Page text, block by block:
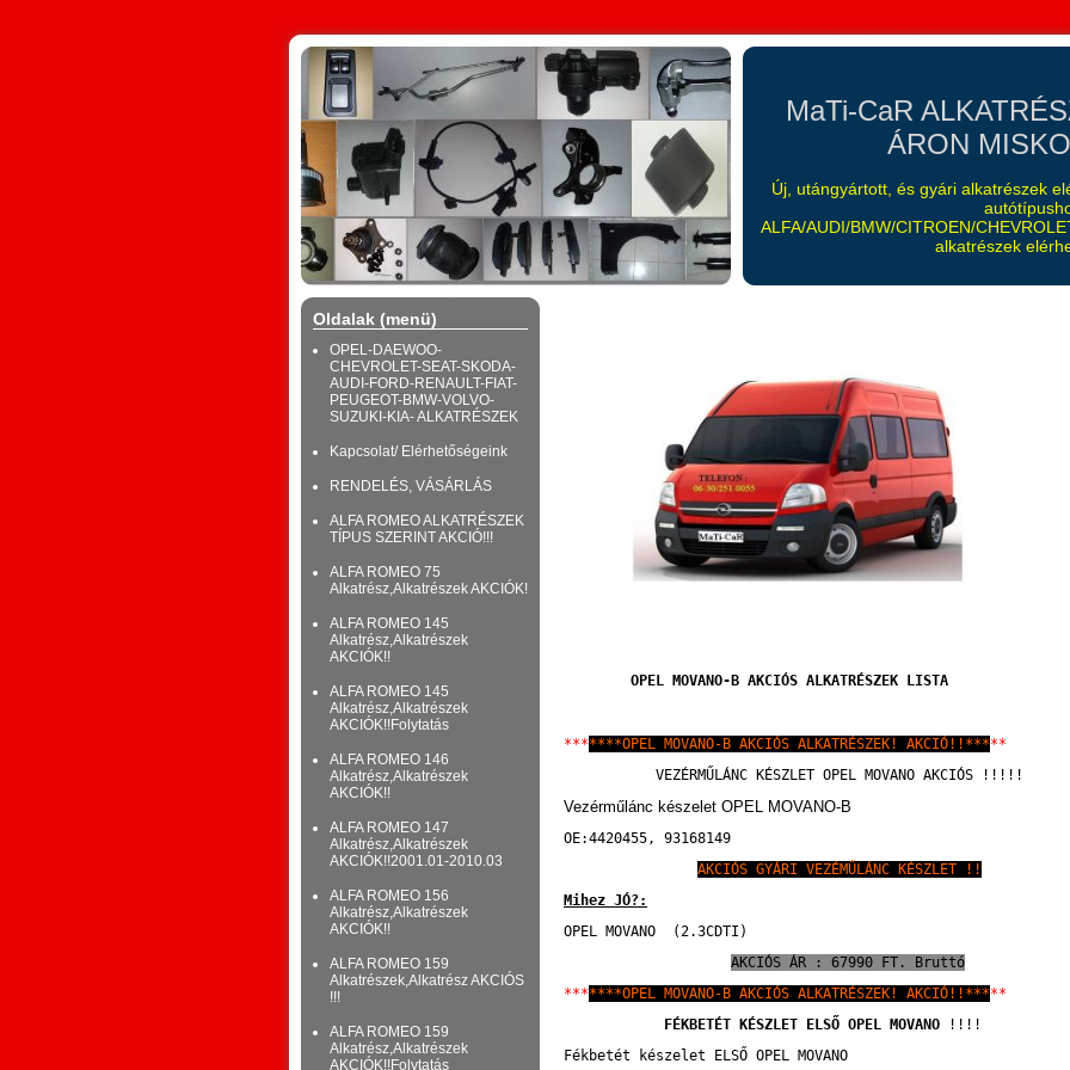
MaTi-CaR
ÁRON
Új, utángyártott, és gyári alkatrészek
ALFA/AUDI/BMW/CITROEN/
alkatrészek
Oldalak (menü)
OPEL-DAEWOO-
CHEVROLET-SEAT-SKODA-
AUDI-FORD-RENAULT-FIAT-
PEUGEOT-BMW-VOLVO-
SUZUKI-KIA- ALKATRÉSZEK
Kapcsolat/ Elérhetőségeink
RENDELÉS, VÁSÁRLÁS
ALFA ROMEO ALKATRÉSZEK
TÍPUS SZERINT AKCIÓ!!!
ALFA ROMEO 75
Alkatrész,Alkatrészek AKCIÓK!
ALFA ROMEO 145
Alkatrész,Alkatrészek
AKCIÓK!!
ALFA ROMEO 145
Alkatrész,Alkatrészek
AKCIÓK!!Folytatás
ALFA ROMEO 146
Alkatrész,Alkatrészek
AKCIÓK!!
ALFA ROMEO 147
Alkatrész,Alkatrészek
AKCIÓK!!2001.01-2010.03
ALFA ROMEO 156
Alkatrész,Alkatrészek
AKCIÓK!!
ALFA ROMEO 159
Alkatrészek,Alkatrész AKCIÓS
!!!
ALFA ROMEO 159
Alkatrész,Alkatrészek
AKCIÓK!!Folytatás
OPEL MOVANO-B AKCIÓS ALKATRÉSZEK LISTA
*******OPEL MOVANO-B AKCIÓS ALKATRÉSZEK! AKCIÓ!!*****
VEZÉRMŰLÁNC KÉSZLET OPEL MOVANO AKCIÓS !!!!!
Vezérműlánc készelet OPEL MOVANO-B
OE:4420455, 93168149
AKCIÓS GYÁRI VEZÉMŰLÁNC KÉSZLET !!
Mihez JÓ?:
OPEL MOVANO  (2.3CDTI)
AKCIÓS ÁR : 67990 FT. Bruttó
*******OPEL MOVANO-B AKCIÓS ALKATRÉSZEK! AKCIÓ!!*****
FÉKBETÉT KÉSZLET ELSŐ OPEL MOVANO !!!!
Fékbetét készelet ELSŐ OPEL MOVANO